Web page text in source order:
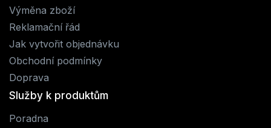
Výměna zboží
Reklamační řád
Jak vytvořit objednávku
Obchodní podmínky
Doprava
Služby k produktům
Poradna